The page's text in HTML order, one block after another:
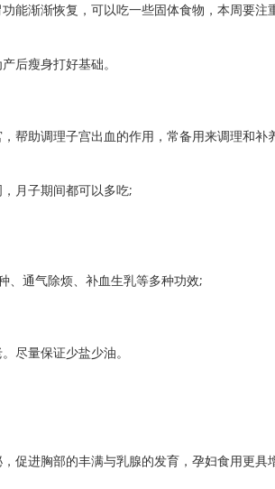
渐渐恢复，可以吃一些固体食物，本周要注
后瘦身打好基础。
助调理子宫出血的作用，常备用来调理和补
月子期间都可以多吃;
通气除烦、补血生乳等多种功效;
尽量保证少盐少油。
进胸部的丰满与乳腺的发育，孕妇食用更具